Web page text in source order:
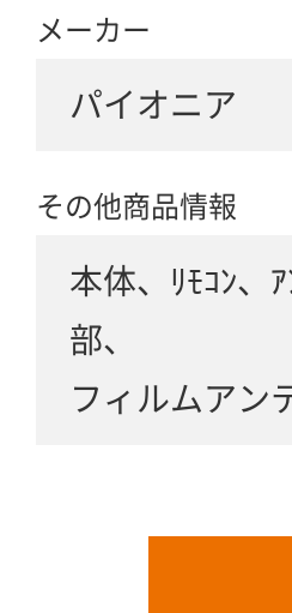
メーカー
パイオニア
その他商品情報
本体、ﾘﾓｺﾝ、
部、
フィルムアン